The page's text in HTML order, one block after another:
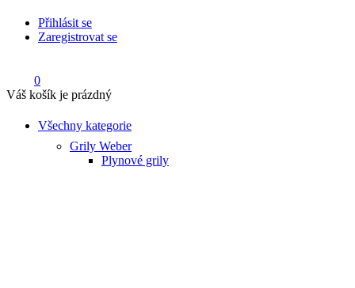
Přihlásit se
Zaregistrovat se
0
Váš košík je prázdný
Všechny kategorie
Grily Weber
Plynové grily